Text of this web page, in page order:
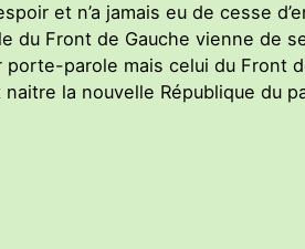
et n’a jamais eu de cesse
du Front de Gauche vienne de
parole mais celui du Front
la nouvelle République du